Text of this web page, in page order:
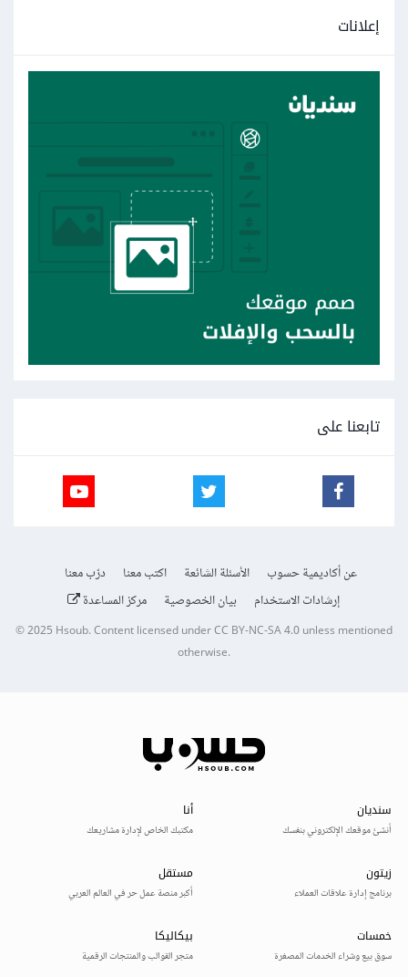
إعلانات
تابعنا على
عن أكاديمية حسوب الأسئلة الشائعة اكتب معنا
درّب معنا
إرشادات الاستخدام
بيان الخصوصية مركز المساعدة
© 2025Hsoub.Content licensed underCC BY-NC-SA 4.0unless mentioned
otherwise.